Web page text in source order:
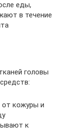
еды,
в течение
головы
кожуры и
к